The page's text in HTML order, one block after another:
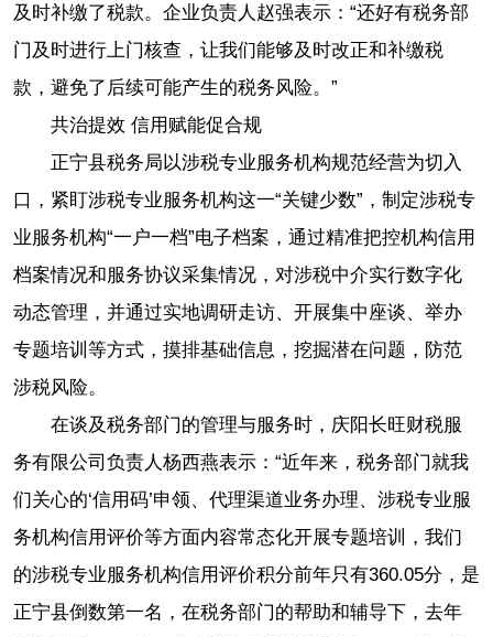
及时补缴了税款。企业负责人赵强表示：“还好有税务部
门及时进行上门核查，让我们能够及时改正和补缴税
款，避免了后续可能产生的税务风险。”
共治提效 信用赋能促合规
正宁县税务局以涉税专业服务机构规范经营为切入
口，紧盯涉税专业服务机构这一“关键少数”，制定涉税专
业服务机构“一户一档”电子档案，通过精准把控机构信用
档案情况和服务协议采集情况，对涉税中介实行数字化
动态管理，并通过实地调研走访、开展集中座谈、举办
专题培训等方式，摸排基础信息，挖掘潜在问题，防范
涉税风险。
在谈及税务部门的管理与服务时，庆阳长旺财税服
务有限公司负责人杨西燕表示：“近年来，税务部门就我
们关心的‘信用码’申领、代理渠道业务办理、涉税专业服
务机构信用评价等方面内容常态化开展专题培训，我们
的涉税专业服务机构信用评价积分前年只有360.05分，是
正宁县倒数第一名，在税务部门的帮助和辅导下，去年